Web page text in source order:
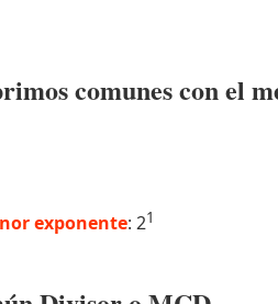
comunes con el
exponente: 21